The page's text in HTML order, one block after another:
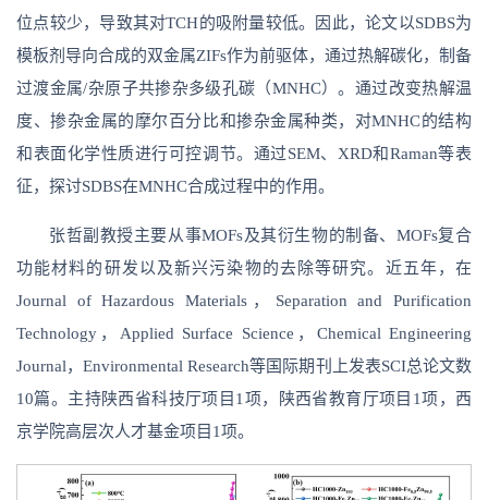
位点较少，导致其对TCH的吸附量较低。因此，论文以SDBS为
模板剂导向合成的双金属ZIFs作为前驱体，通过热解碳化，制备
过渡金属/杂原子共掺杂多级孔碳（MNHC）。通过改变热解温
度、掺杂金属的摩尔百分比和掺杂金属种类，对MNHC的结构
和表面化学性质进行可控调节。通过SEM、XRD和Raman等表
征，探讨SDBS在MNHC合成过程中的作用。
张哲副教授主要从事MOFs及其衍生物的制备、MOFs复合
功能材料的研发以及新兴污染物的去除等研究。近五年，在
Journal of Hazardous Materials，Separation and Purification
Technology，Applied Surface Science，Chemical Engineering
Journal，Environmental Research等国际期刊上发表SCI总论文数
10篇。主持陕西省科技厅项目1项，陕西省教育厅项目1项，西
京学院高层次人才基金项目1项。